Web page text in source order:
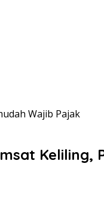
Wajib Pajak
Keliling,